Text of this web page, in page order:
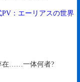
：エーリアスの世界
在……一体何者?